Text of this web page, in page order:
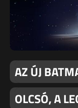
AZ ÚJ
OLCSÓ, A